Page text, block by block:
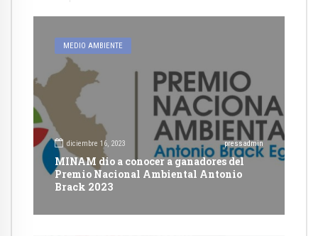
MEDIO AMBIENTE
diciembre 16, 2023 pressadmin
MINAM dio a conocer a ganadores del
Premio Nacional Ambiental Antonio
Brack 2023